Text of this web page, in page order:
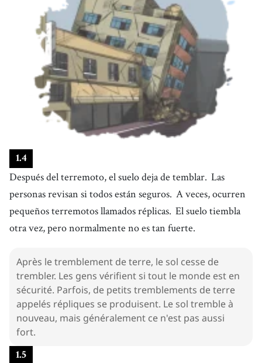
1.4
Después del terremoto, el suelo deja de temblar. Las
personas revisan si todos están seguros. A veces, ocurren
pequeños terremotos llamados réplicas. El suelo tiembla
otra vez, pero normalmente no es tan fuerte.
Après le tremblement de terre, le sol cesse de
trembler. Les gens vérifient si tout le monde est en
sécurité. Parfois, de petits tremblements de terre
appelés répliques se produisent. Le sol tremble à
nouveau, mais généralement ce n'est pas aussi
fort.
1.5